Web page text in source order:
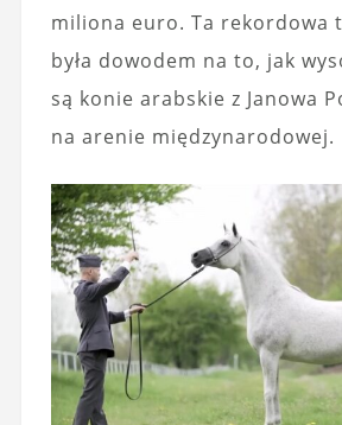
miliona euro. Ta rekordowa
była dowodem na to, jak
są konie arabskie z Janowa
na arenie międzynarodowej.